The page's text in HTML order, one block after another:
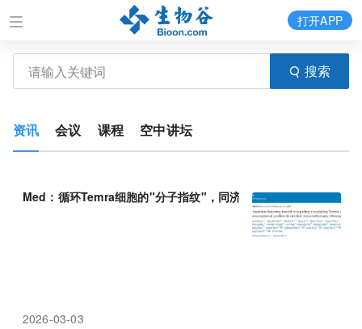
搜索
打开APP
资讯 会议 课程 空中讲坛
Med：循环Temra细胞的"分子指纹"，同济大学陈昶等利用机器
2026-03-03